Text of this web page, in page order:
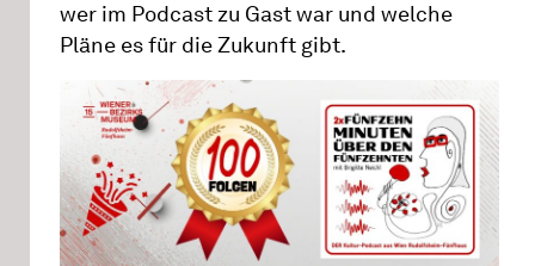
wer im Podcast zu Gast war und welche
Pläne es für die Zukunft gibt.